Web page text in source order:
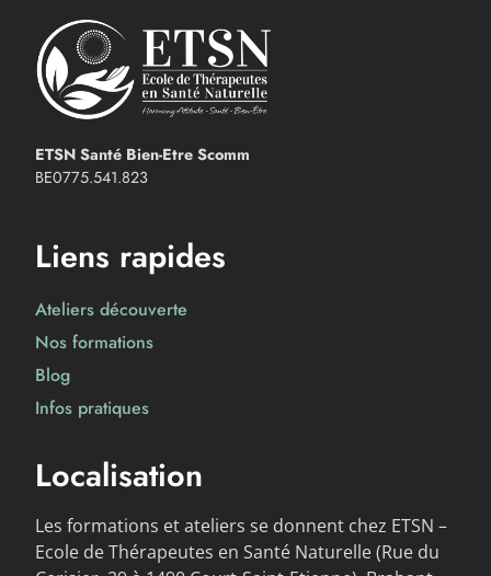
ETSN Santé Bien-Etre Scomm
BE0775.541.823
Liens rapides
Ateliers découverte
Nos formations
Blog
Infos pratiques
Localisation
Les formations et ateliers se donnent chez ETSN –
Ecole de Thérapeutes en Santé Naturelle (Rue du